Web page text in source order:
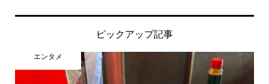
ピックアップ記事
エンタメ